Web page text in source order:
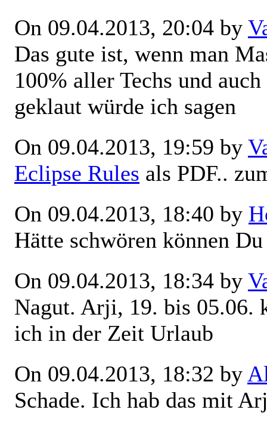
On 09.04.2013, 20:04 by
Das gute ist, wenn man
100% aller Techs und
geklaut würde ich sagen
On 09.04.2013, 19:59 by
Eclipse Rules als PDF..
On 09.04.2013, 18:40 by
Hätte schwören können
On 09.04.2013, 18:34 by
Nagut. Arji, 19. bis 05.06.
ich in der Zeit Urlaub
On 09.04.2013, 18:32 by
Schade. Ich hab das mit